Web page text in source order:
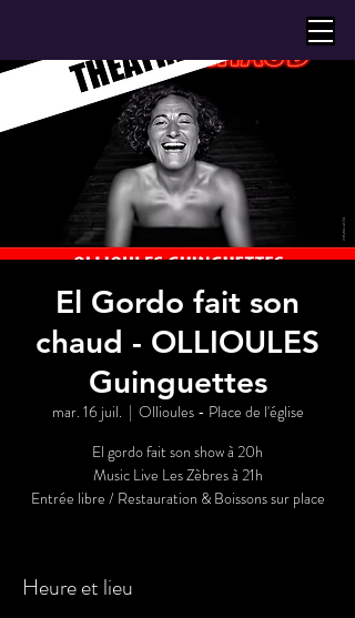
El Gordo fait son
chaud - OLLIOULES
Guinguettes
mar. 16 juil.
  |
Ollioules - Place de l'église
El gordo fait son show à 20h
Music Live Les Zèbres à 21h
Entrée libre / Restauration & Boissons sur place
Heure et lieu